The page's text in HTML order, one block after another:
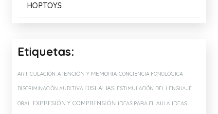
HOPTOYS
Etiquetas:
ARTICULACIÓN ATENCIÓN Y MEMORIA CONCIENCIA FONOLÓGICA
DISCRIMINACIÓN AUDITIVA DISLALIAS ESTIMULACIÓN DEL LENGUAJE
ORAL EXPRESIÓN Y COMPRENSIÓN IDEAS PARA EL AULA IDEAS